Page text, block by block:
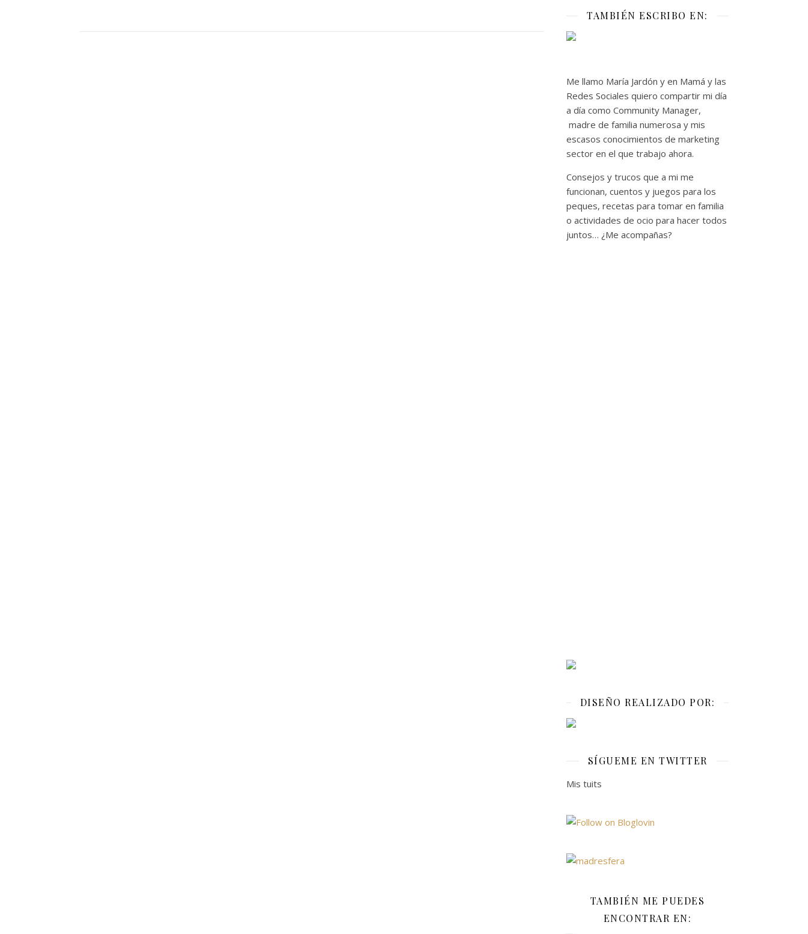
TAMBIÉN ESCRIBO EN:
Me llamo María Jardón y en Mamá y las
Redes Sociales quiero compartir mi día
a día como Community Manager,
madre de familia numerosa y mis
escasos conocimientos de marketing
sector en el que trabajo ahora.
Consejos y trucos que a mi me
funcionan, cuentos y juegos para los
peques, recetas para tomar en familia
o actividades de ocio para hacer todos
juntos… ¿Me acompañas?
DISEÑO REALIZADO POR:
SÍGUEME EN TWITTER
Mis tuits
TAMBIÉN ME PUEDES
ENCONTRAR EN: